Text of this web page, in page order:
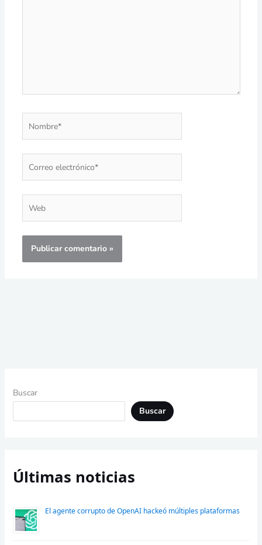
electrónico*
Buscar
Buscar
Últimas noticias
El agente corrupto de OpenAI hackeó múltiples plataformas